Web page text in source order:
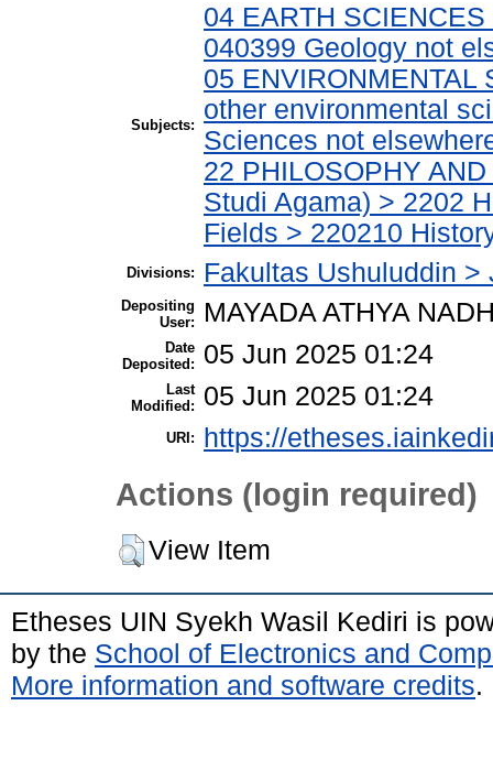
Subjects:
04 EARTH
040399 Geology not
05 ENVIRONMENTAL
other environmental
Sciences not
22 PHILOSOPHY
Studi Agama) > 2202
Fields > 220210
Divisions: Fakultas Ushuluddin >
Depositing
User:
MAYADA ATHYA
Date
Deposited:
05 Jun 2025 01:24
Last
Modified:
05 Jun 2025 01:24
URI: https://
Actions (login required)
View Item
Etheses UIN Syekh Wasil Kediri is
by the School of Electronics and
More information and software credits.